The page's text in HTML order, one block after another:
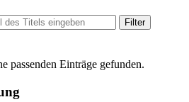
Filter
passenden Einträge gefunden.